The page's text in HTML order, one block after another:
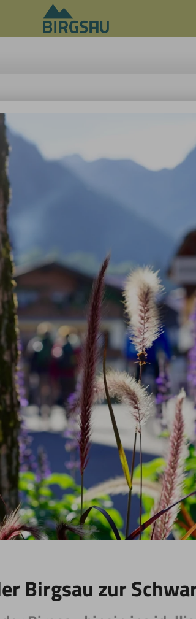
Birgsau zur